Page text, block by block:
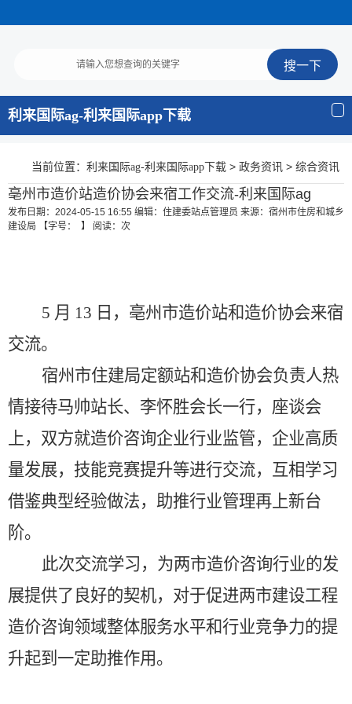
利来国际ag-利来国际app下载
当前位置： 利来国际ag-利来国际app下载 > 政务资讯 > 综合资讯
亳州市造价站造价协会来宿工作交流-利来国际ag
发布日期：2024-05-15 16:55 编辑：住建委站点管理员 来源：宿州市住房和城乡
建设局
【字号： 】 阅读： 次
5 月 13 日，亳州市造价站和造价协会来宿
交流。
宿州市住建局定额站和造价协会负责人热
情接待马帅站长、李怀胜会长一行，座谈会
上，双方就造价咨询企业行业监管，企业高质
量发展，技能竞赛提升等进行交流，互相学习
借鉴典型经验做法，助推行业管理再上新台
阶。
此次交流学习，为两市造价咨询行业的发
展提供了良好的契机，对于促进两市建设工程
造价咨询领域整体服务水平和行业竞争力的提
升起到一定助推作用。